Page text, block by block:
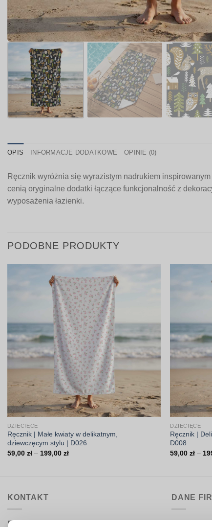
OPIS INFORMACJE DODATKOWE OPINIE (0)
Ręcznik wyróżnia się wyrazistym nadrukiem
cenią oryginalne dodatki łączące funkcjonalność z
wyposażenia łazienki.
PODOBNE PRODUKTY
DZIECIĘCE
Ręcznik | Małe kwiaty w delikatnym,
dziewczęcym stylu | D026
59,00 zł – 199,00 złZakres
DZIECIĘCE
Ręcznik |
D008
59,00zł –
KONTAKT
Biuro obsługi:
DANE